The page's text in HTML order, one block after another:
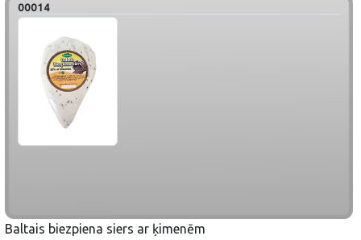
00014
Baltais biezpiena siers ar ķimenēm